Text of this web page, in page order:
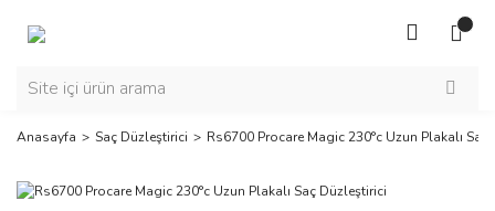
Anasayfa Saç Düzleştirici Rs6700 Procare Magic 230°c Uzun Plakalı